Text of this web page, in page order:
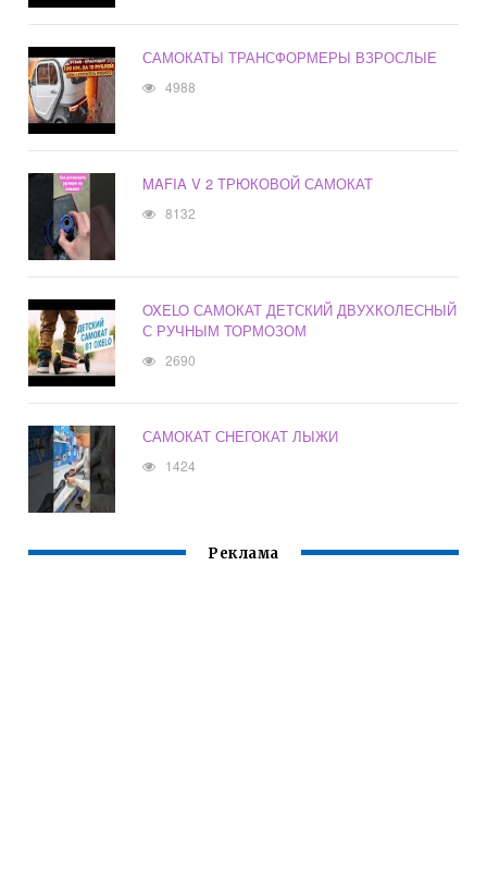
САМОКАТЫ ТРАНСФОРМЕРЫ ВЗРОСЛЫЕ
4988
MAFIA V 2 ТРЮКОВОЙ САМОКАТ
8132
OXELO САМОКАТ ДЕТСКИЙ ДВУХКОЛЕСНЫЙ
С РУЧНЫМ ТОРМОЗОМ
2690
САМОКАТ СНЕГОКАТ ЛЫЖИ
1424
Реклама